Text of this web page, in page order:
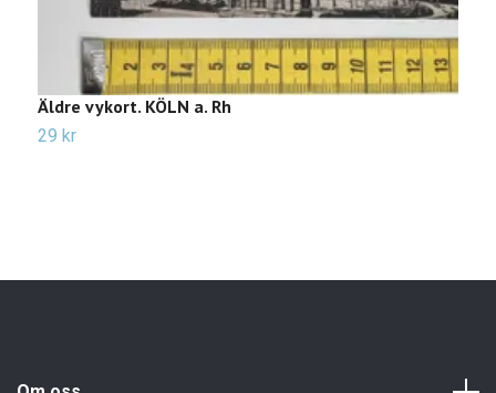
Äldre vykort. KÖLN a. Rh
29 kr